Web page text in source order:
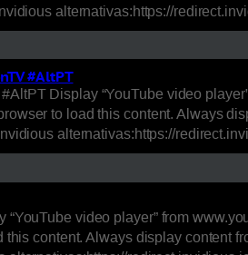
alternativas:https://
#AltPT
Display “YouTube video
to load this content. Always
alternativas:https://
video player” from
content. Always display content